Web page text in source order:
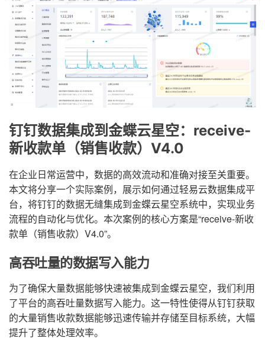
钉钉数据集成到金蝶云星空：receive-
新收款单（销售收款）V4.0
在企业日常运营中，数据的高效流动和准确对接至关重要。
本文将分享一个实际案例，展示如何通过轻易云数据集成平
台，将钉钉的数据无缝集成到金蝶云星空系统中，实现业务
流程的自动化与优化。本次案例的核心方案是“receive-新收
款单（销售收款）V4.0”。
高吞吐量的数据写入能力
为了确保大量数据能够快速被集成到金蝶云星空，我们利用
了平台的高吞吐量数据写入能力。这一特性使得从钉钉获取
的大量销售收款数据能够迅速传输并存储至目标系统，大幅
提升了整体处理效率。